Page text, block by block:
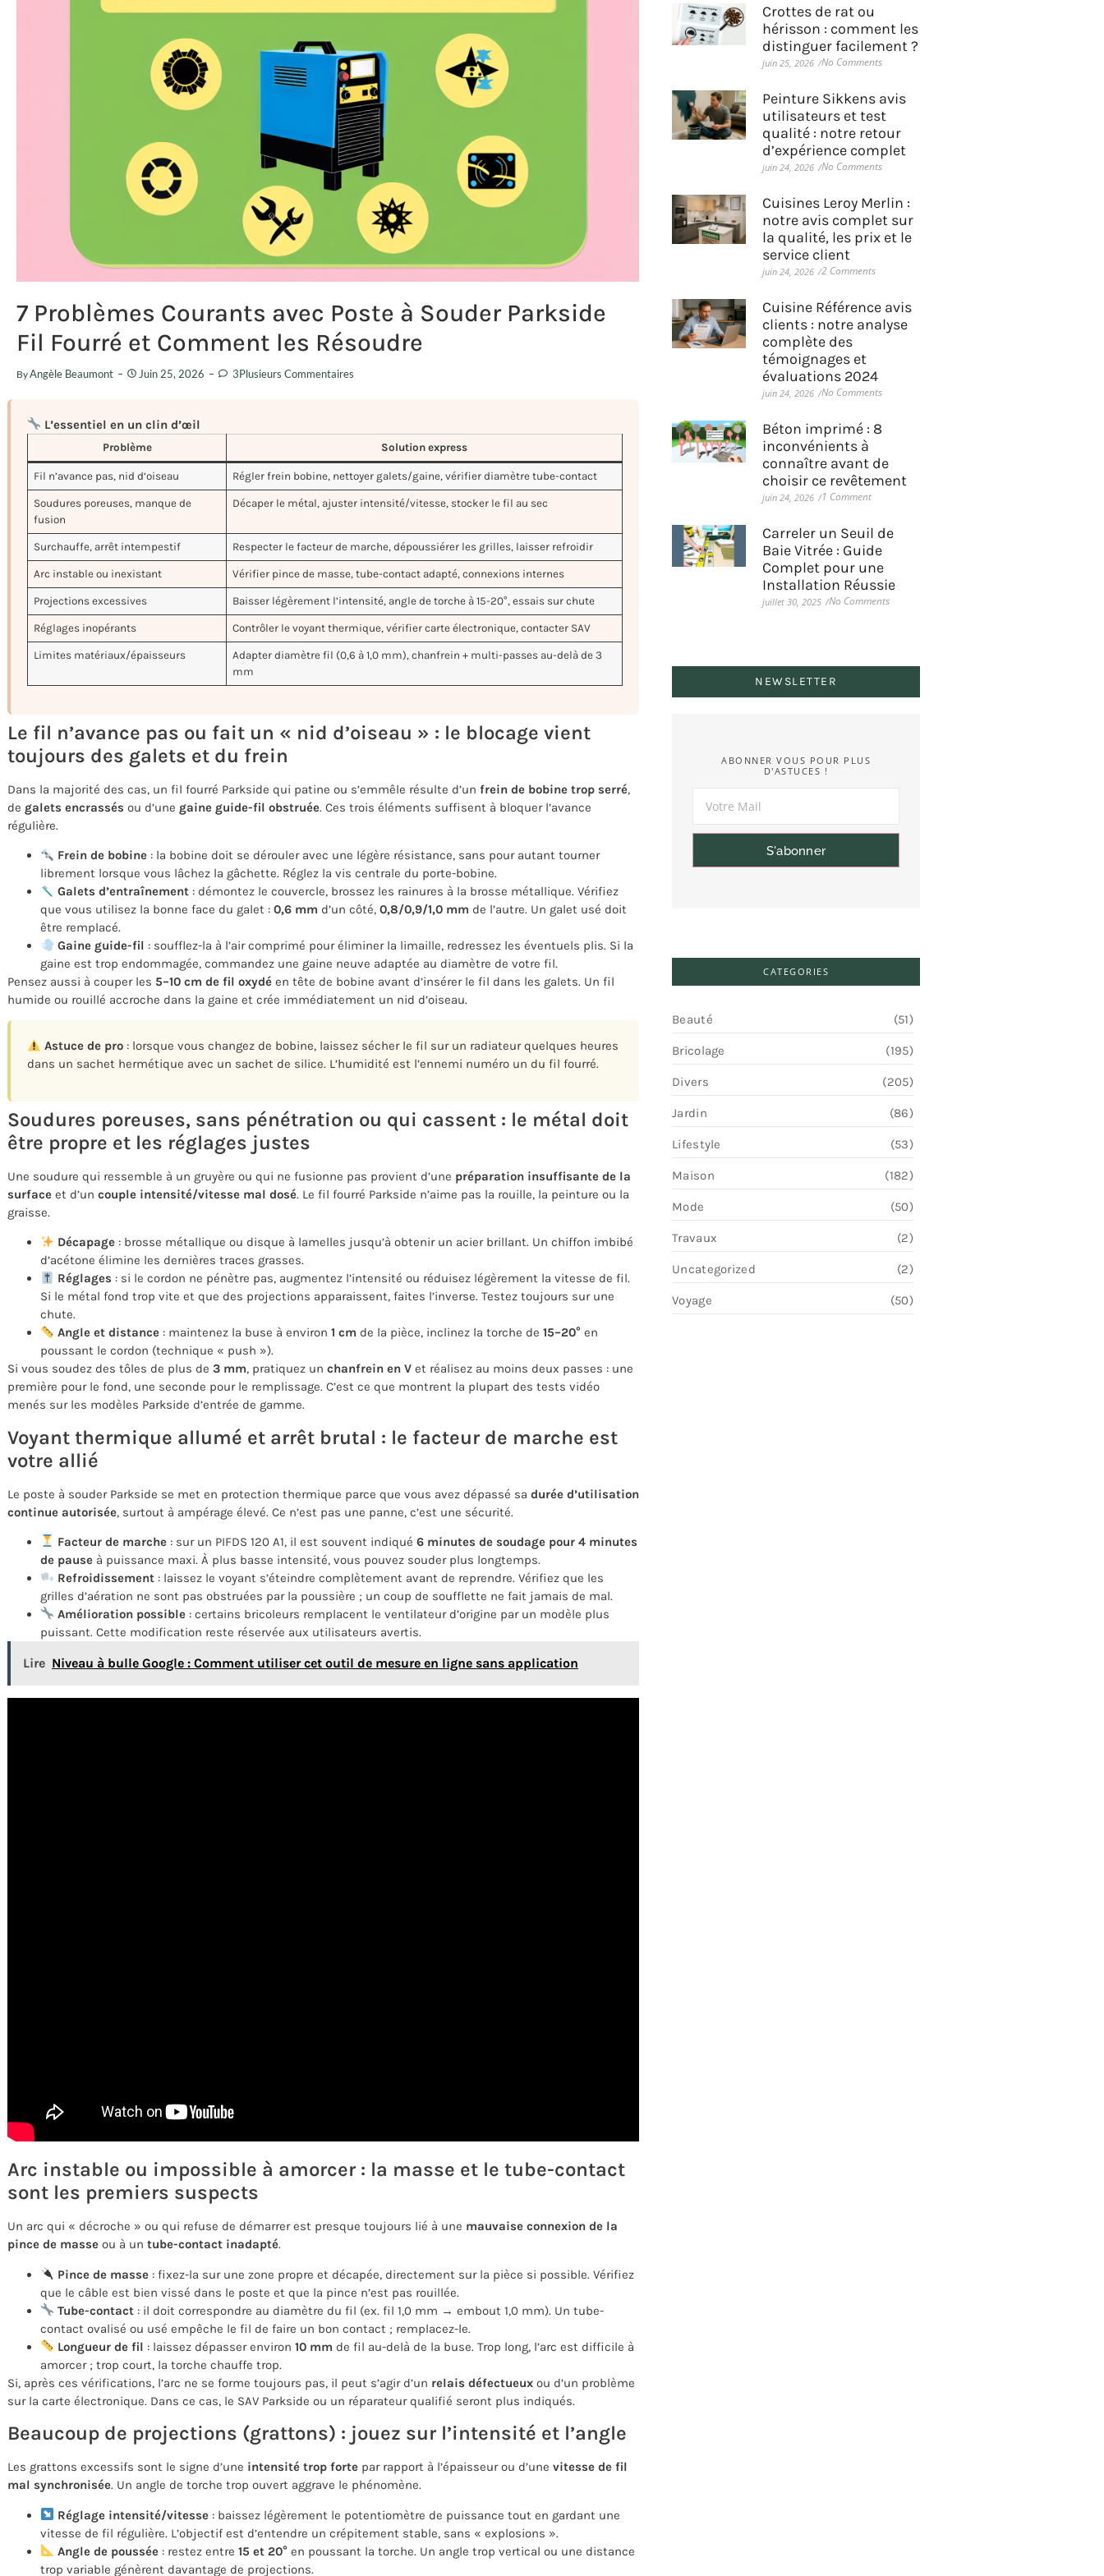
7 Problèmes Courants avec Poste à Souder Parkside
Fil Fourré et Comment les Résoudre
ByAngèle Beaumont Juin 25, 2026 3Plusieurs Commentaires
L’essentiel en un clin d’œil
Problème Solution express
Fil n’avance pas, nid d’oiseau Régler frein bobine, nettoyer galets/gaine, vérifier diamètre tube-contact
Soudures poreuses, manque de
fusion
Décaper le métal, ajuster intensité/vitesse, stocker le fil au sec
Surchauffe, arrêt intempestif Respecter le facteur de marche, dépoussiérer les grilles, laisser refroidir
Arc instable ou inexistant Vérifier pince de masse, tube-contact adapté, connexions internes
Projections excessives Baisser légèrement l’intensité, angle de torche à 15-20°, essais sur chute
Réglages inopérants Contrôler le voyant thermique, vérifier carte électronique, contacter SAV
Limites matériaux/épaisseurs
Adapter diamètre fil (0,6 à 1,0 mm), chanfrein + multi-passes au-delà de 3
mm
Le fil n’avance pas ou fait un « nid d’oiseau » : le blocage vient
toujours des galets et du frein
Dans la majorité des cas, un fil fourré Parkside qui patine ou s’emmêle résulte d’un frein de bobine trop serré,
de galets encrassés ou d’une gaine guide-fil obstruée. Ces trois éléments suffisent à bloquer l’avance
régulière.
Frein de bobine : la bobine doit se dérouler avec une légère résistance, sans pour autant tourner
librement lorsque vous lâchez la gâchette. Réglez la vis centrale du porte-bobine.
Galets d’entraînement : démontez le couvercle, brossez les rainures à la brosse métallique. Vérifiez
que vous utilisez la bonne face du galet : 0,6 mm d’un côté, 0,8/0,9/1,0 mm de l’autre. Un galet usé doit
être remplacé.
Gaine guide-fil : soufflez-la à l’air comprimé pour éliminer la limaille, redressez les éventuels plis. Si la
gaine est trop endommagée, commandez une gaine neuve adaptée au diamètre de votre fil.
Pensez aussi à couper les 5–10 cm de fil oxydé en tête de bobine avant d’insérer le fil dans les galets. Un fil
humide ou rouillé accroche dans la gaine et crée immédiatement un nid d’oiseau.
Astuce de pro : lorsque vous changez de bobine, laissez sécher le fil sur un radiateur quelques heures
dans un sachet hermétique avec un sachet de silice. L’humidité est l’ennemi numéro un du fil fourré.
Soudures poreuses, sans pénétration ou qui cassent : le métal doit
être propre et les réglages justes
Une soudure qui ressemble à un gruyère ou qui ne fusionne pas provient d’une préparation insuffisante de la
surface et d’un couple intensité/vitesse mal dosé. Le fil fourré Parkside n’aime pas la rouille, la peinture ou la
graisse.
Décapage : brosse métallique ou disque à lamelles jusqu’à obtenir un acier brillant. Un chiffon imbibé
d’acétone élimine les dernières traces grasses.
Réglages : si le cordon ne pénètre pas, augmentez l’intensité ou réduisez légèrement la vitesse de fil.
Si le métal fond trop vite et que des projections apparaissent, faites l’inverse. Testez toujours sur une
chute.
Angle et distance : maintenez la buse à environ1 cm de la pièce, inclinez la torche de15–20° en
poussant le cordon (technique « push »).
Si vous soudez des tôles de plus de 3 mm, pratiquez un chanfrein en V et réalisez au moins deux passes : une
première pour le fond, une seconde pour le remplissage. C’est ce que montrent la plupart des tests vidéo
menés sur les modèles Parkside d’entrée de gamme.
Voyant thermique allumé et arrêt brutal : le facteur de marche est
votre allié
Le poste à souder Parkside se met en protection thermique parce que vous avez dépassé sa durée d’utilisation
continue autorisée, surtout à ampérage élevé. Ce n’est pas une panne, c’est une sécurité.
Facteur de marche : sur un PIFDS 120 A1, il est souvent indiqué6 minutes de soudage pour 4 minutes
de pause à puissance maxi. À plus basse intensité, vous pouvez souder plus longtemps.
Refroidissement : laissez le voyant s’éteindre complètement avant de reprendre. Vérifiez que les
grilles d’aération ne sont pas obstruées par la poussière ; un coup de soufflette ne fait jamais de mal.
Amélioration possible : certains bricoleurs remplacent le ventilateur d’origine par un modèle plus
puissant. Cette modification reste réservée aux utilisateurs avertis.
Lire Niveau à bulle Google : Comment utiliser cet outil de mesure en ligne sans application
Arc instable ou impossible à amorcer : la masse et le tube-contact
sont les premiers suspects
Un arc qui « décroche » ou qui refuse de démarrer est presque toujours lié à une mauvaise connexion de la
pince de masse ou à un tube-contact inadapté.
Pince de masse : fixez-la sur une zone propre et décapée, directement sur la pièce si possible. Vérifiez
que le câble est bien vissé dans le poste et que la pince n’est pas rouillée.
Tube-contact : il doit correspondre au diamètre du fil (ex. fil 1,0 mm → embout 1,0 mm). Un tube-
contact ovalisé ou usé empêche le fil de faire un bon contact ; remplacez-le.
Longueur de fil : laissez dépasser environ10 mm de fil au-delà de la buse. Trop long, l’arc est difficile à
amorcer ; trop court, la torche chauffe trop.
Si, après ces vérifications, l’arc ne se forme toujours pas, il peut s’agir d’un relais défectueux ou d’un problème
sur la carte électronique. Dans ce cas, le SAV Parkside ou un réparateur qualifié seront plus indiqués.
Beaucoup de projections (grattons) : jouez sur l’intensité et l’angle
Les grattons excessifs sont le signe d’une intensité trop forte par rapport à l’épaisseur ou d’une vitesse de fil
mal synchronisée. Un angle de torche trop ouvert aggrave le phénomène.
Réglage intensité/vitesse : baissez légèrement le potentiomètre de puissance tout en gardant une
vitesse de fil régulière. L’objectif est d’entendre un crépitement stable, sans « explosions ».
Angle de poussée : restez entre15 et 20° en poussant la torche. Un angle trop vertical ou une distance
trop variable génèrent davantage de projections.
Crottes de rat ou
hérisson : comment les
distinguer facilement ?
juin 25, 2026 /No Comments
Peinture Sikkens avis
utilisateurs et test
qualité : notre retour
d’expérience complet
juin 24, 2026 /No Comments
Cuisines Leroy Merlin :
notre avis complet sur
la qualité, les prix et le
service client
juin 24, 2026 /2 Comments
Cuisine Référence avis
clients : notre analyse
complète des
témoignages et
évaluations 2024
juin 24, 2026 /No Comments
Béton imprimé : 8
inconvénients à
connaître avant de
choisir ce revêtement
juin 24, 2026 /1 Comment
Carreler un Seuil de
Baie Vitrée : Guide
Complet pour une
Installation Réussie
juillet 30, 2025 /No Comments
NEWSLETTER
ABONNER VOUS POUR PLUS
D'ASTUCES !
S'abonner
CATEGORIES
Beauté (51)
Bricolage (195)
Divers (205)
Jardin (86)
Lifestyle (53)
Maison (182)
Mode (50)
Travaux (2)
Uncategorized (2)
Voyage (50)